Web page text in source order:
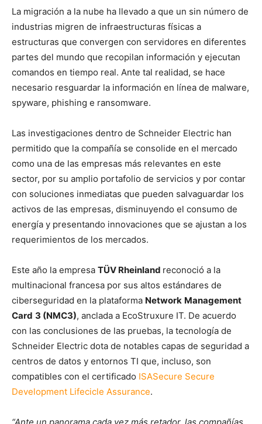
La migración a la nube ha llevado a que un sin número de
industrias migren de infraestructuras físicas a
estructuras que convergen con servidores en diferentes
partes del mundo que recopilan información y ejecutan
comandos en tiempo real. Ante tal realidad, se hace
necesario resguardar la información en línea de malware,
spyware, phishing e ransomware.
Las investigaciones dentro de Schneider Electric han
permitido que la compañía se consolide en el mercado
como una de las empresas más relevantes en este
sector, por su amplio portafolio de servicios y por contar
con soluciones inmediatas que pueden salvaguardar los
activos de las empresas, disminuyendo el consumo de
energía y presentando innovaciones que se ajustan a los
requerimientos de los mercados.
Este año la empresa TÜV Rheinland reconoció a la
multinacional francesa por sus altos estándares de
ciberseguridad en la plataforma Network Management
Card 3 (NMC3), anclada a EcoStruxure IT. De acuerdo
con las conclusiones de las pruebas, la tecnología de
Schneider Electric dota de notables capas de seguridad a
centros de datos y entornos TI que, incluso, son
compatibles con el certificado ISASecure Secure
Development Lifecicle Assurance.